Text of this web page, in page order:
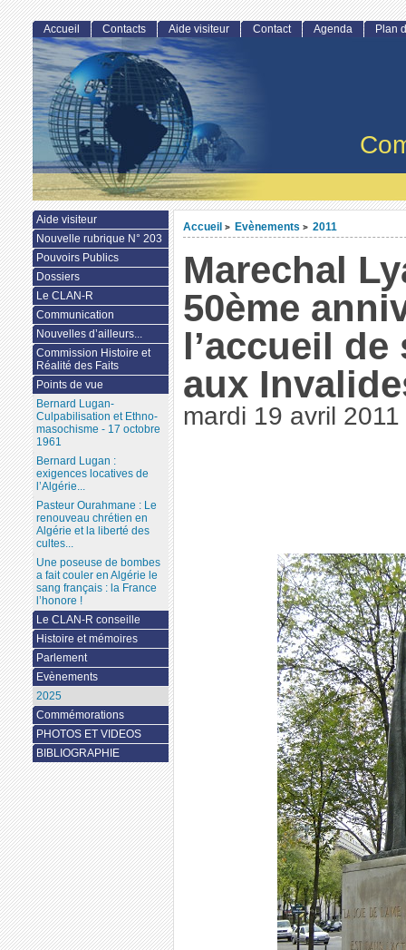
Accueil > Evènements > 2011
Marechal
50ème
l’accueil
aux
mardi 19 avril 2011
Accueil Contacts Aide visiteur Contact Agenda Plan
Aide visiteur
Nouvelle rubrique N° 203
Pouvoirs Publics
Dossiers
Le CLAN-R
Communication
Nouvelles d’ailleurs...
Commission Histoire et
Réalité des Faits
Points de vue
Bernard Lugan-
Culpabilisation et Ethno-
masochisme - 17 octobre
1961
Bernard Lugan :
exigences locatives de
l’Algérie...
Pasteur Ourahmane : Le
renouveau chrétien en
Algérie et la liberté des
cultes...
Une poseuse de bombes
a fait couler en Algérie le
sang français : la France
l’honore !
Le CLAN-R conseille
Histoire et mémoires
Parlement
Evènements
2025
Commémorations
PHOTOS ET VIDEOS
BIBLIOGRAPHIE